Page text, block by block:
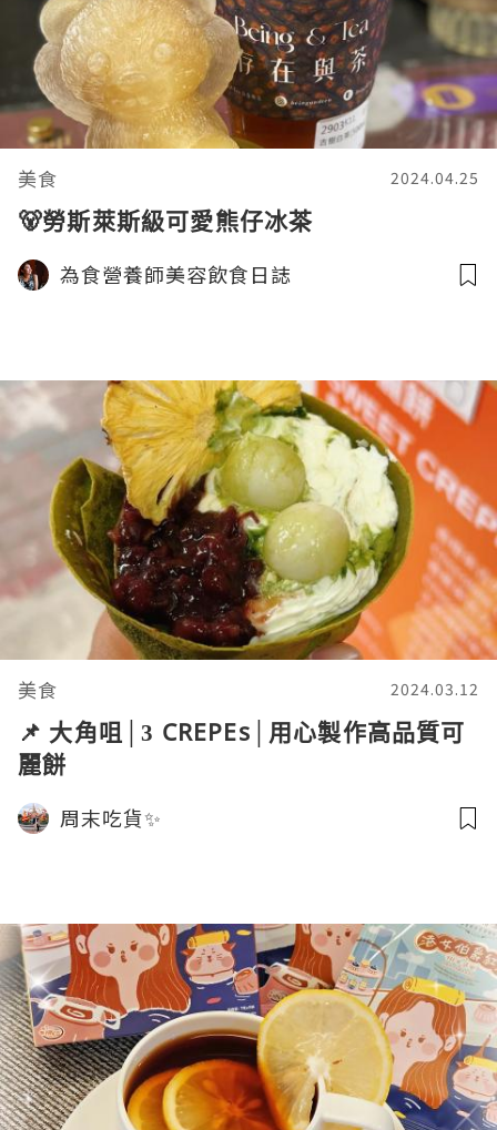
美食 2024.04.25
🐻勞斯萊斯級可愛熊仔冰茶
為食營養師美容飲食日誌
美食 2024.03.12
📌 大角咀│3 CREPEs│用心製作高品質可
麗餅
周末吃貨✨